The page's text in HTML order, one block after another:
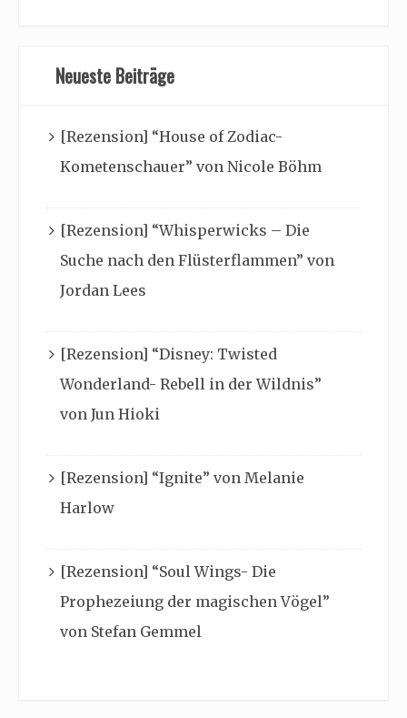
Neueste Beiträge
[Rezension] “House of Zodiac-
Kometenschauer” von Nicole Böhm
[Rezension] “Whisperwicks – Die
Suche nach den Flüsterflammen” von
Jordan Lees
[Rezension] “Disney: Twisted
Wonderland- Rebell in der Wildnis”
von Jun Hioki
[Rezension] “Ignite” von Melanie
Harlow
[Rezension] “Soul Wings- Die
Prophezeiung der magischen Vögel”
von Stefan Gemmel